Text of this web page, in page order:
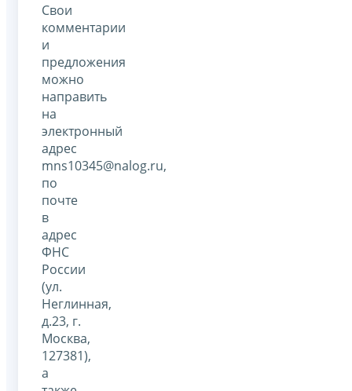
Свои
комментарии
и
предложения
можно
направить
на
электронный
адрес
mns10345@nalog.ru,
по
почте
в
адрес
ФНС
России
(ул.
Неглинная,
д.23, г.
Москва,
127381),
а